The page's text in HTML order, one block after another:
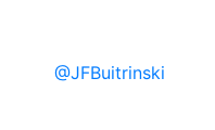
@JFBuitrinski